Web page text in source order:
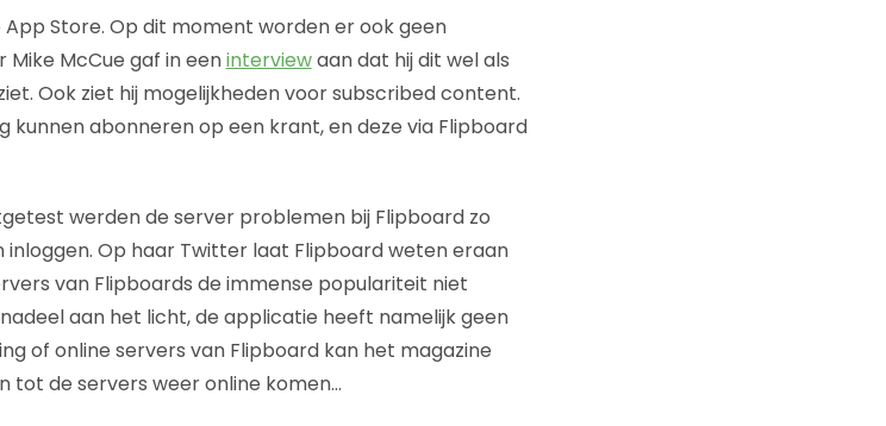
App Store. Op dit moment worden er ook geen
McCue gaf in eeninterviewaan dat hij dit wel als
Ook ziet hij mogelijkheden voor subscribed content.
kunnen abonneren op een krant, en deze via Flipboard
werden de server problemen bij Flipboard zo
Op haar Twitter laat Flipboard weten eraan
van Flipboards de immense populariteit niet
aan het licht, de applicatie heeft namelijk geen
of online servers van Flipboard kan het magazine
tot de servers weer online komen…